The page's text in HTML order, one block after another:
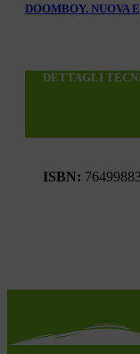
DOOMBOY. NUOVA
DETTAGLI
ISBN: